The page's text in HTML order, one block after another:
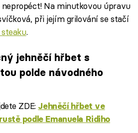
Na minutkovou úpravu
při jejím grilování se stačí
.
jehněčí hřbet s
polde návodného
ZDE: Jehněčí hřbet ve
podle Emanuela Ridiho